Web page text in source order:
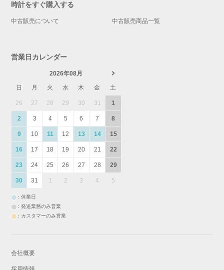
時計をすぐ購入する
中古販売について 中古販売商品一覧
営業日カレンダー
2026年08月
日
月 火 水 木 金 土
26 27 28 29 30 31 1
2 3 4 5 6 7 8
9 10 11 12 13 14 15
16 17 18 19 20 21 22
23 24 25 26 27 28 29
30 31 1 2 3 4 5
：休業日
：発送業務のみ営業
：カスタマーのみ営業
会社概要